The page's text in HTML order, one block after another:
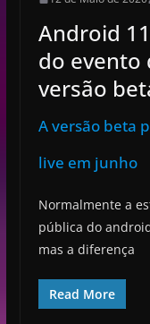
Android
do evento
versão
A versão beta
live em junho
Normalmente a
pública do
mas a diferença
Read More